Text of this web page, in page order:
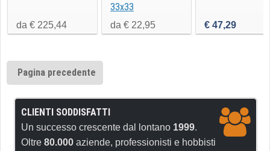
da € 225,44
33x33
da € 22,95 € 47,29
Pagina precedente
CLIENTI SODDISFATTI
Un successo crescente dal lontano 1999.
Oltre 80.000 aziende, professionisti e hobbisti